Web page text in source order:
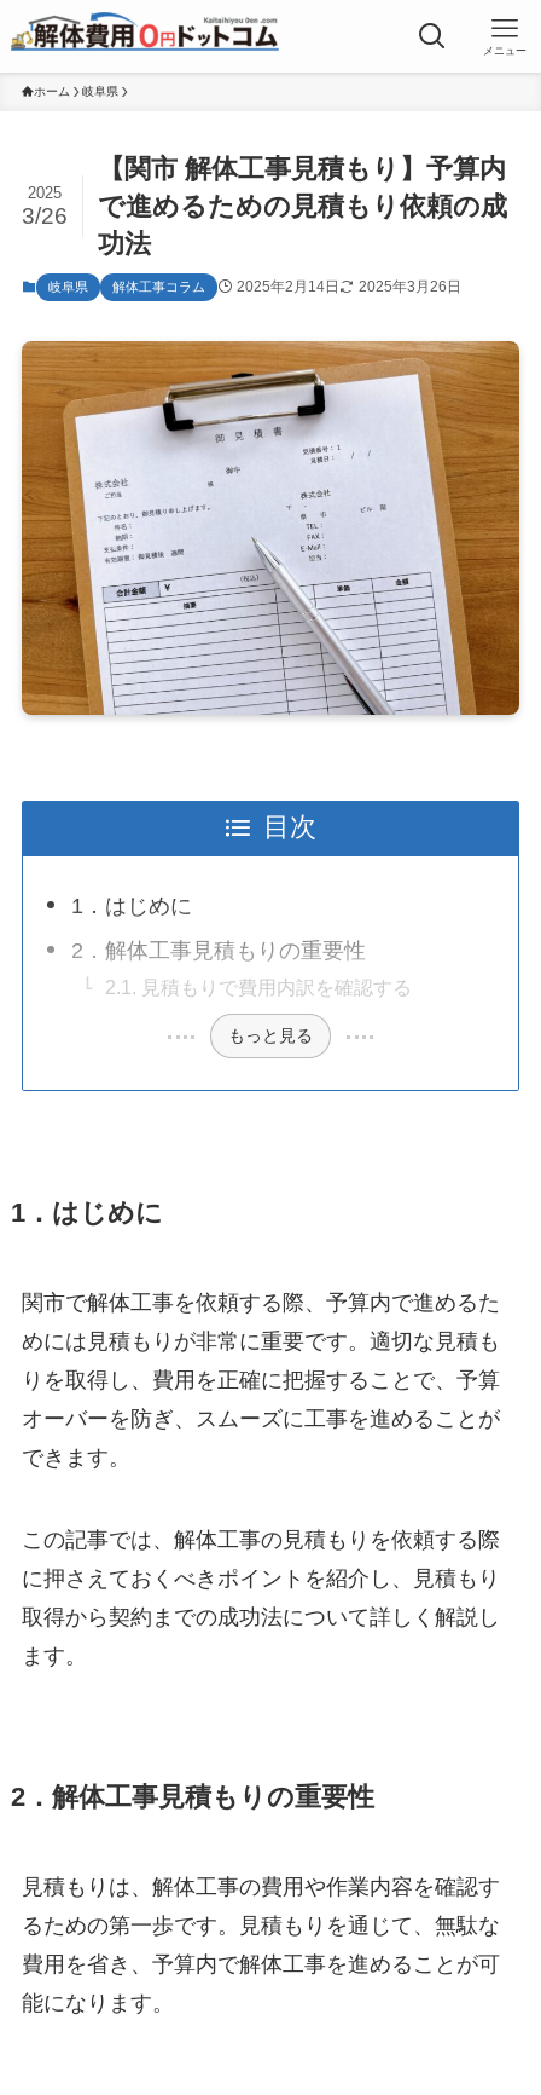
メニュー
ホーム 岐阜県
【関市 解体工事見積もり】予算内
で進めるための見積もり依頼の成
功法
2025
3/26
岐阜県 解体工事コラム 2025年2月14日 2025年3月26日
目次
1．はじめに
2．解体工事見積もりの重要性
2.1. 見積もりで費用内訳を確認する
もっと見る
1．はじめに
関市で解体工事を依頼する際、予算内で進めるた
めには見積もりが非常に重要です。適切な見積も
りを取得し、費用を正確に把握することで、予算
オーバーを防ぎ、スムーズに工事を進めることが
できます。
この記事では、解体工事の見積もりを依頼する際
に押さえておくべきポイントを紹介し、見積もり
取得から契約までの成功法について詳しく解説し
ます。
2．解体工事見積もりの重要性
見積もりは、解体工事の費用や作業内容を確認す
るための第一歩です。見積もりを通じて、無駄な
費用を省き、予算内で解体工事を進めることが可
能になります。